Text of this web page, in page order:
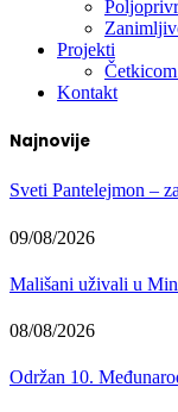
Projekti
Kontakt
Najnovije
Sveti Pantelejmon –
09/08/2026
Mališani uživali u
08/08/2026
Održan 10.